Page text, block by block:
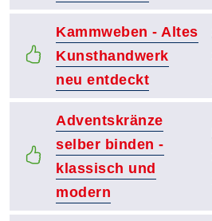
Kammweben - Altes
Kunsthandwerk
neu entdeckt
Adventskränze
selber binden -
klassisch und
modern